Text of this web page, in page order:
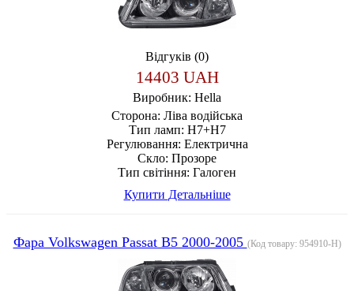
Відгуків (0)
14403 UAH
Виробник: Hella
Сторона: Ліва водійська
Тип ламп: H7+H7
Регулювання: Електрична
Скло: Прозоре
Тип світіння: Галоген
Купити Детальніше
Фара Volkswagen Passat B5 2000-2005 (Код товару: 954910-H)